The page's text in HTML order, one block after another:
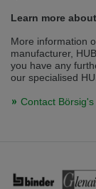
We have detected,
switch to the Czech
Switch to Czech
Zdá se, že Váš
Tato stránka je k
Váš prohlížeč se
stránka je také k
Learn more
More information
manufacturer,
you have any
our specialised
Contact